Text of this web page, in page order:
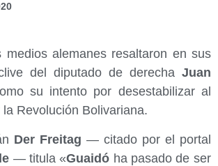
medios alemanes resaltaron en sus
del diputado de derecha Juan
su intento por desestabilizar al
Revolución Bolivariana.
Der Freitag — citado por el portal
— titula «Guaidó ha pasado de ser